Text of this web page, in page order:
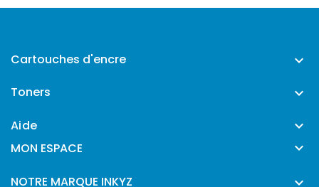
Cartouches d'encre 
Toners 
Aide 
MON ESPACE 
NOTRE MARQUE INKYZ 